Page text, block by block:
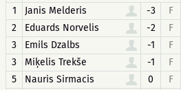
1
Janis Melderis -3 F
2
Eduards Norvelis -2 F
3
Emils Dzalbs -1 F
3
Miķelis Trekše -1 F
5
Nauris Sirmacis 0 F